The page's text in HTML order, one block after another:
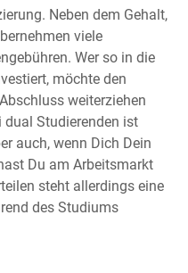
Neben dem Gehalt,
viele
Wer so in die
möchte den
weiterziehen
dual Studierenden ist
auch, wenn Dich Dein
Du am Arbeitsmarkt
steht allerdings eine
des Studiums